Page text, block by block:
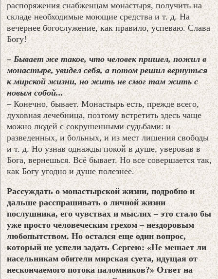
распоряжения снабженцам монастыря, получить на
складе необходимые моющие средства и т. д. На
вечернее богослужение, как правило, успеваю. Слава
Богу!
– Бывает же такое, что человек пришел, пожил в
монастыре, увидел себя, а потом решил вернуться
к мирской жизни, но жить не смог там жить с
новым собой...
– Конечно, бывает. Монастырь есть, прежде всего,
духовная лечебница, поэтому встретить здесь чаще
можно людей с сокрушенными судьбами: и
разведенных, и больных, и из мест лишения свободы
и т. д. Но узнав однажды покой в душе, уверовав в
Бога, вернешься. Всё бывает. Но все совершается так,
как Богу угодно и душе полезнее.
Рассуждать о монастырской жизни, подробно и
дальше расспрашивать о личной жизни
послушника, его чувствах и мыслях – это стало бы
уже просто человеческим грехом – нездоровым
любопытством. Но остался еще один вопрос,
который не успели задать Сергею: «Не мешает ли
насельникам обители мирская суета, идущая от
нескончаемого потока паломников?» Ответ на